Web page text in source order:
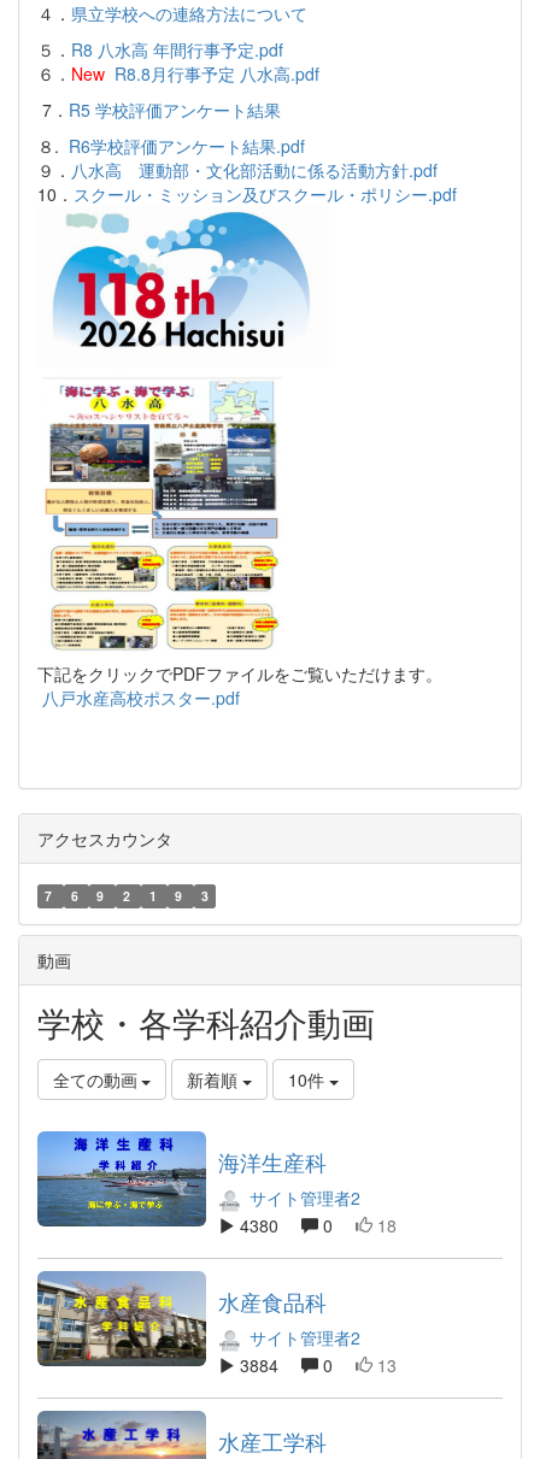
４． 県立学校への連絡方法について
５． R8 八水高 年間行事予定.pdf
６． New R8.8月行事予定 八水高.pdf
7． R5 学校評価アンケート結果
８. R6学校評価アンケート結果.pdf
９． 八水高 運動部・文化部活動に係る活動方針.pdf
10． スクール・ミッション及びスクール・ポリシー.pdf
下記をクリックでPDFファイルをご覧いただけます。
八戸水産高校ポスター.pdf
アクセスカウンタ
7 6 9 2 1 9 3
動画
学校・各学科紹介動画
全ての動画 新着順 10件
海洋生産科
サイト管理者2
4380
0 18
水産食品科
サイト管理者2
3884
0 13
水産工学科